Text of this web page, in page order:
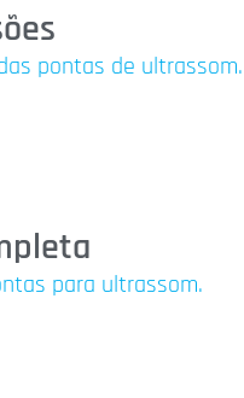
pontas de ultrassom.
para ultrassom.